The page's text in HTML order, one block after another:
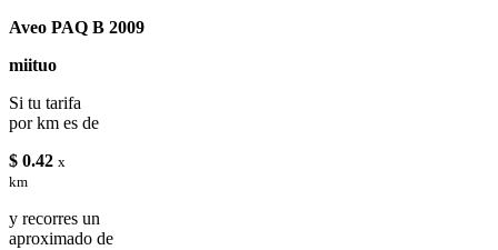
Aveo PAQ B 2009
miituo
Si tu tarifa
por km es de
$ 0.42 x
km
y recorres un
aproximado de